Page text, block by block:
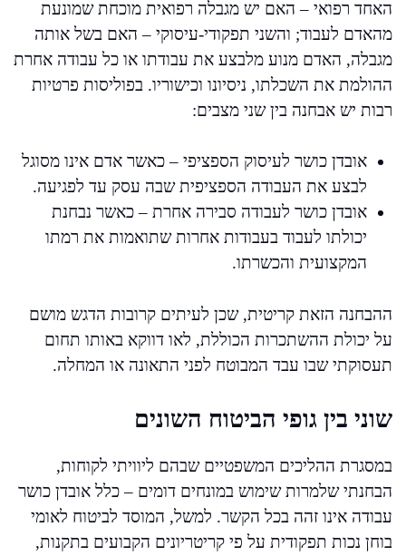
האחד רפואי – האם יש מגבלה רפואית מוכחת שמונעת
מהאדם לעבוד; והשני תפקודי-עיסוקי – האם בשל אותה
מגבלה, האדם מנוע מלבצע את עבודתו או כל עבודה אחרת
ההולמת את השכלתו, ניסיונו וכישוריו. בפוליסות פרטיות
רבות יש אבחנה בין שני מצבים:
אובדן כושר לעיסוק הספציפי – כאשר אדם אינו מסוגל
לבצע את העבודה הספציפית שבה עסק עד לפגיעה.
אובדן כושר לעבודה סבירה אחרת – כאשר נבחנת
יכולתו לעבוד בעבודות אחרות שתואמות את רמתו
המקצועית והכשרתו.
ההבחנה הזאת קריטית, שכן לעיתים קרובות הדגש מושם
על יכולת ההשתכרות הכוללת, לאו דווקא באותו תחום
תעסוקתי שבו עבד המבוטח לפני התאונה או המחלה.
שוני בין גופי הביטוח השונים
במסגרת ההליכים המשפטיים שבהם ליוויתי לקוחות,
הבחנתי שלמרות שימוש במונחים דומים – כלל אובדן כושר
עבודה אינו זהה בכל הקשר. למשל, המוסד לביטוח לאומי
בוחן נכות תפקודית על פי קריטריונים הקבועים בתקנות,